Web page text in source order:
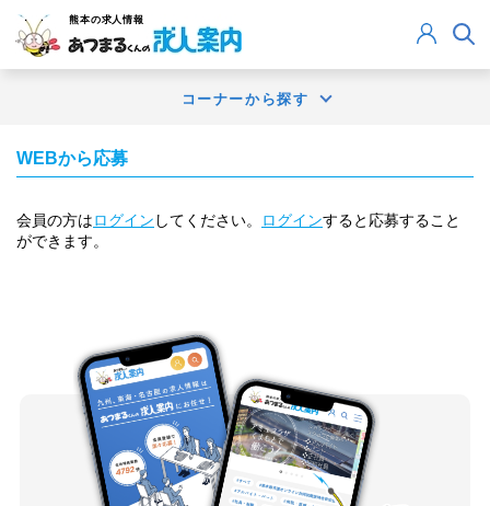
熊本の求人情報
コーナーから探す
WEBから応募
会員の方はログイン してください。 ログインすると応募すること
ができます。